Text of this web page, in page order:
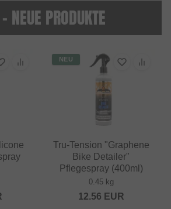
NEUE PRODUKTE
NEU
Tru-Tension "Graphene
Bike Detailer"
Pflegespray (400ml)
0.45 kg
12.56 EUR